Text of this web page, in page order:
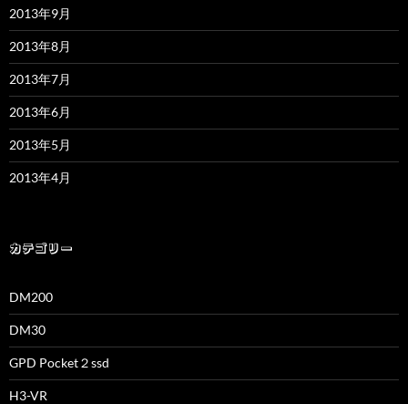
2013年9月
2013年8月
2013年7月
2013年6月
2013年5月
2013年4月
カテゴリー
DM200
DM30
GPD Pocket２ssd
H3-VR